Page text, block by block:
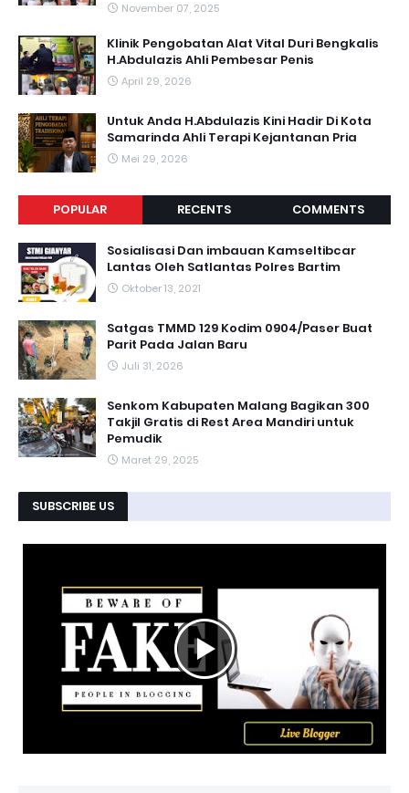
November 07, 2025
Klinik Pengobatan Alat Vital Duri Bengkalis
H.Abdulazis Ahli Pembesar Penis
April 29, 2026
Untuk Anda H.Abdulazis Kini Hadir Di Kota
Samarinda Ahli Terapi Kejantanan Pria
Mei 29, 2026
POPULAR RECENTS COMMENTS
Sosialisasi Dan imbauan Kamseltibcar
Lantas Oleh Satlantas Polres Bartim
Oktober 13, 2021
Satgas TMMD 129 Kodim 0904/Paser Buat
Parit Pada Jalan Baru
Juli 31, 2026
Senkom Kabupaten Malang Bagikan 300
Takjil Gratis di Rest Area Mandiri untuk
Pemudik
Maret 29, 2025
SUBSCRIBE US